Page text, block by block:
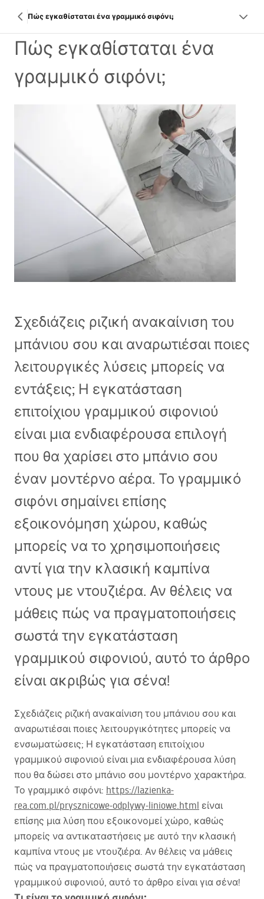
Πώς εγκαθίσταται ένα γραμμικό σιφόνι;
Πώς εγκαθίσταται ένα
γραμμικό σιφόνι;
Σχεδιάζεις ριζική ανακαίνιση του
μπάνιου σου και αναρωτιέσαι ποιες
λειτουργικές λύσεις μπορείς να
εντάξεις; Η εγκατάσταση
επιτοίχιου γραμμικού σιφονιού
είναι μια ενδιαφέρουσα επιλογή
που θα χαρίσει στο μπάνιο σου
έναν μοντέρνο αέρα. Το γραμμικό
σιφόνι σημαίνει επίσης
εξοικονόμηση χώρου, καθώς
μπορείς να το χρησιμοποιήσεις
αντί για την κλασική καμπίνα
ντους με ντουζιέρα. Αν θέλεις να
μάθεις πώς να πραγματοποιήσεις
σωστά την εγκατάσταση
γραμμικού σιφονιού, αυτό το άρθρο
είναι ακριβώς για σένα!
Σχεδιάζεις ριζική ανακαίνιση του μπάνιου σου και
αναρωτιέσαι ποιες λειτουργικότητες μπορείς να
ενσωματώσεις; Η εγκατάσταση επιτοίχιου
γραμμικού σιφονιού είναι μια ενδιαφέρουσα λύση
που θα δώσει στο μπάνιο σου μοντέρνο χαρακτήρα.
Το γραμμικό σιφόνι: https://lazienka-
rea.com.pl/prysznicowe-odplywy-liniowe.html είναι
επίσης μια λύση που εξοικονομεί χώρο, καθώς
μπορείς να αντικαταστήσεις με αυτό την κλασική
καμπίνα ντους με ντουζιέρα. Αν θέλεις να μάθεις
πώς να πραγματοποιήσεις σωστά την εγκατάσταση
γραμμικού σιφονιού, αυτό το άρθρο είναι για σένα!